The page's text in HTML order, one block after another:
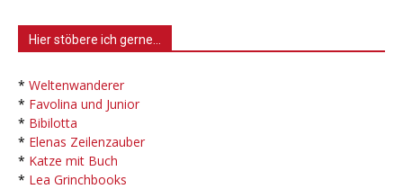
Hier stöbere ich gerne…
* Weltenwanderer
* Favolina und Junior
* Bibilotta
* Elenas Zeilenzauber
* Katze mit Buch
* Lea Grinchbooks